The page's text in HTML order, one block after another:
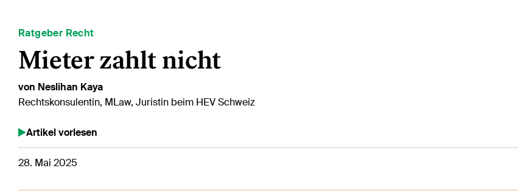
Ratgeber Recht
Mieter zahlt nicht
von Neslihan Kaya
Rechtskonsulentin, MLaw, Juristin beim HEV Schweiz
Artikel vorlesen
28. Mai 2025